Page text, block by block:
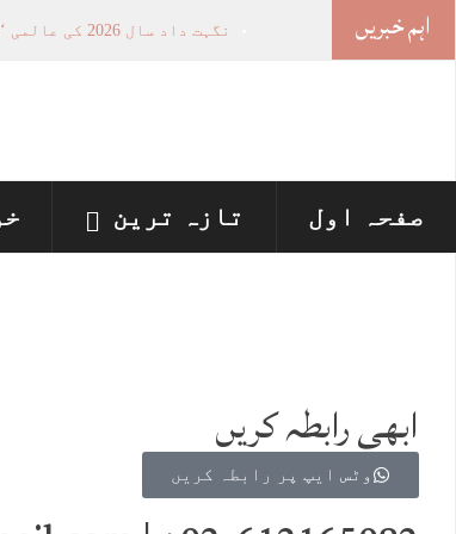
اہم خبریں نگہت داد سال 2026 کی عالمی ‘چیف ان اے آئی 100’ فہرست میں شامل
پنجاب میں‌بلدیاتی انتخابات کے لئے 12 ارب روپے سے زائد
صفحہ اول تازہ ترین
ابھی رابطہ کریں
وٹس ایپ پر رابطہ کریں